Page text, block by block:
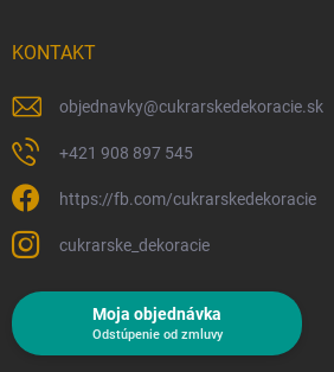
KONTAKT
objednavky@cukrarskedekoracie.sk
+421 908 897 545
https://fb.com/cukrarskedekoracie
cukrarske_dekoracie
Moja objednávka
Odstúpenie od zmluvy